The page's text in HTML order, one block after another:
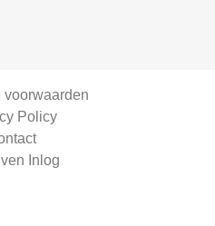
voorwaarden
Policy
Inlog